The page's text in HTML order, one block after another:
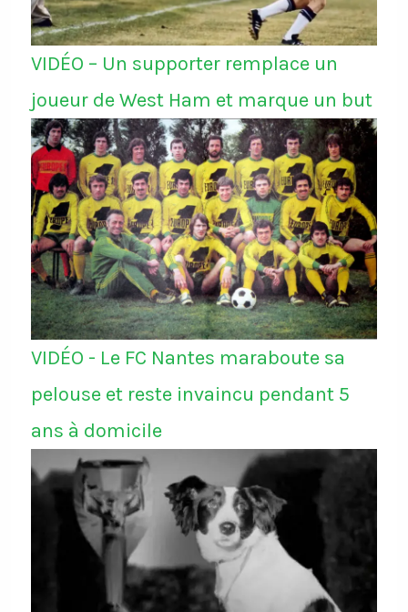
VIDÉO – Un supporter remplace un
joueur de West Ham et marque un but
VIDÉO - Le FC Nantes maraboute sa
pelouse et reste invaincu pendant 5
ans à domicile